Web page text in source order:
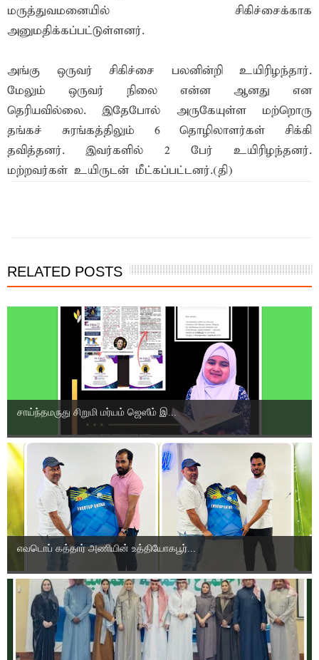
மருத்துவமனையில் சிகிச்சைக்காக
அனுமதிக்கப்பட்டுள்ளனர்.
அங்கு ஒருவர் சிகிச்சை பலனின்றி உயிரிழந்தார்.
மேலும் ஒருவர் நிலை என்ன ஆனது என
தெரியவில்லை. இதேபோல் அருகேயுள்ள மற்றொரு
தங்கச் சுரங்கத்திலும் 6 தொழிலாளர்கள் சிக்கி
தவித்தனர். இவர்களில் 2 பேர் உயிரிழந்தனர்.
மற்றவர்கள் உயிருடன் மீட்கப்பட்டனர்.(தி)
RELATED POSTS
சாய்ந்தமருது சிறுமி மர்யம் ஜெஸீம் இ...
எவடொப் கத்தார் அணியின் உத்தியோகபூர்...